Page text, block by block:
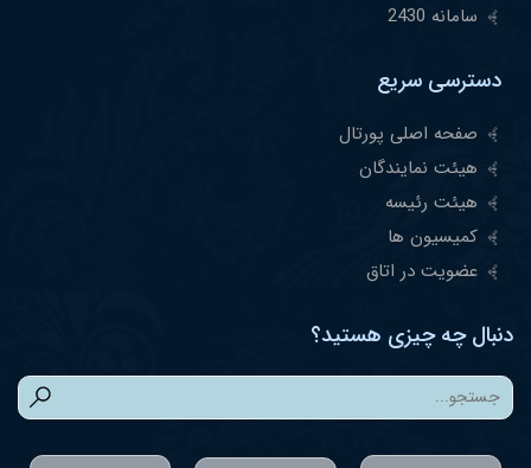
سامانه 2430
دسترسی سریع
صفحه اصلی پورتال
هیئت نمایندگان
هیئت رئیسه
کمیسیون ها
عضویت در اتاق
دنبال چه چیزی هستید؟